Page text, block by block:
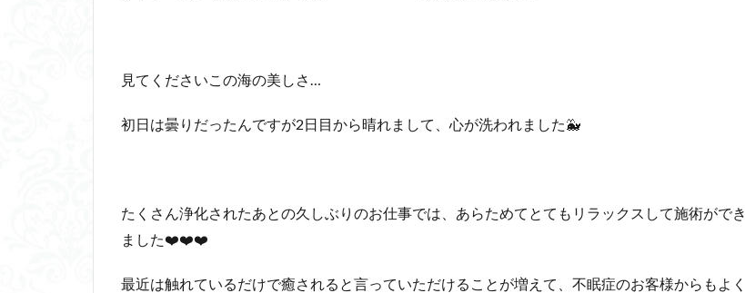
見てくださいこの海の美しさ…
初日は曇りだったんですが2日目から晴れまして、心が洗われました🐳
たくさん浄化されたあとの久しぶりのお仕事では、あらためてとてもリラックスして施術ができ
ました❤️❤️❤️
最近は触れているだけで癒されると言っていただけることが増えて、不眠症のお客様からもよく